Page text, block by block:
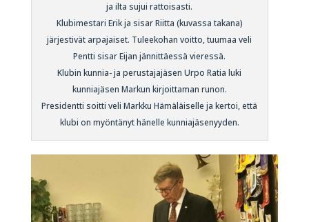
ja ilta sujui rattoisasti.
Klubimestari Erik ja sisar Riitta (kuvassa takana)
järjestivät arpajaiset. Tuleekohan voitto, tuumaa veli
Pentti sisar Eijan jännittäessä vieressä.
Klubin kunnia- ja perustajajäsen Urpo Ratia luki
kunniajäsen Markun kirjoittaman runon.
Presidentti soitti veli Markku Hämäläiselle ja kertoi, että
klubi on myöntänyt hänelle kunniajäsenyyden.